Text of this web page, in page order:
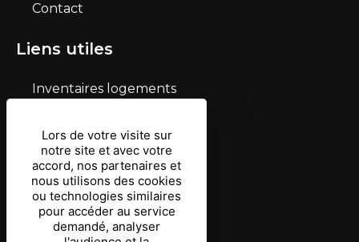
Contact
Liens utiles
Inventaires logements
Conditions d’utilisation
Protection des données
Gestion des cookies
Lors de votre visite sur
notre site et avec votre
accord, nos partenaires et
nous utilisons des cookies
ou technologies similaires
pour accéder au service
demandé, analyser